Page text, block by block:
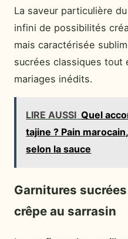
La saveur particulière
infini de possibilités
mais caractérisée
sucrées classiques tout
mariages inédits.
LIRE AUSSI Quel
tajine ? Pain
selon la sauce
Garnitures
crêpe au sarrasin